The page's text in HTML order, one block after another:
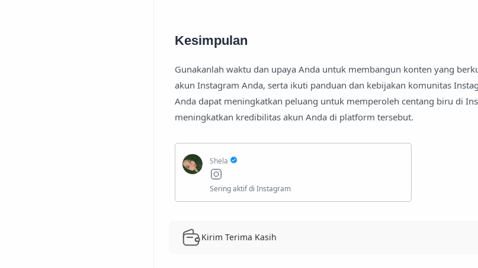
Kesimpulan
Gunakanlah waktu dan upaya Anda untuk membangun konten yang
akun Instagram Anda, serta ikuti panduan dan kebijakan komunitas
Anda dapat meningkatkan peluang untuk memperoleh centang biru di
meningkatkan kredibilitas akun Anda di platform tersebut.
Kirim Terima Kasih